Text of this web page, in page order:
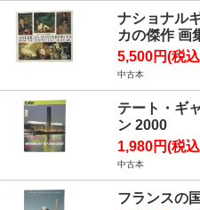
ナショナル
カの傑作 画
5,500円(税
中古本
テート・ギ
ン 2000
1,980円(税
中古本
フランスの